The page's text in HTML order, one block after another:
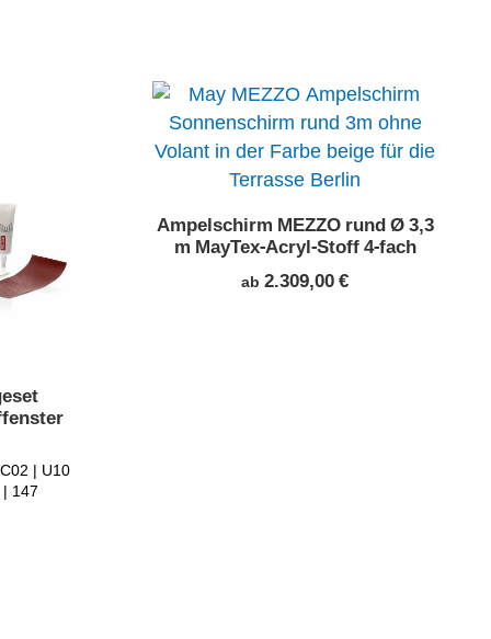
| U10
147
Ampelschirm MEZZO rund Ø 3,3
m MayTex-Acryl-Stoff 4-fach
ab 2.309,00€